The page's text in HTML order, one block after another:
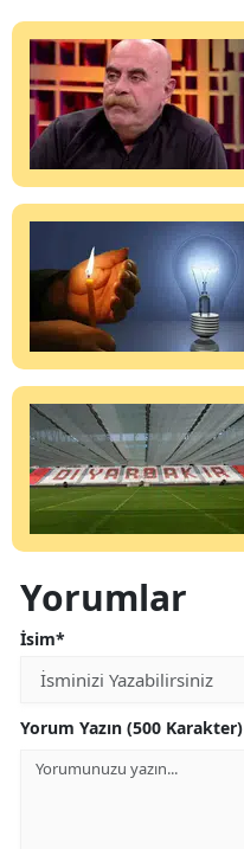
Yorumlar
İsim*
Yorum Yazın (500 Karakter)